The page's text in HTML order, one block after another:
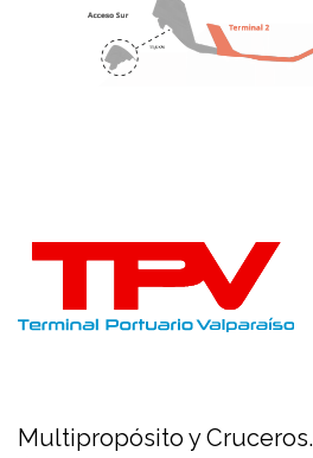
Multipropósito y Cruceros.